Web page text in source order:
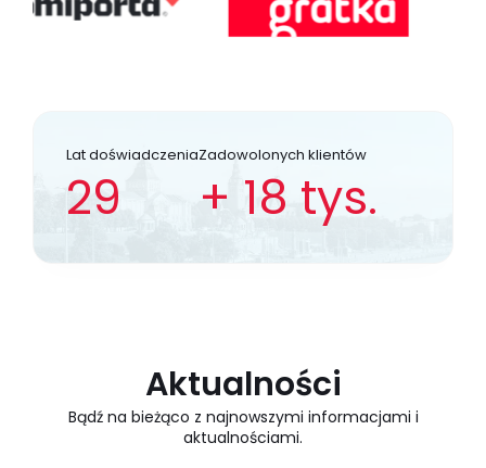
Lat doświadczenia
29
Zadowolonych klientów
+ 18 tys.
Aktualności
Bądź na bieżąco z najnowszymi informacjami i
aktualnościami.